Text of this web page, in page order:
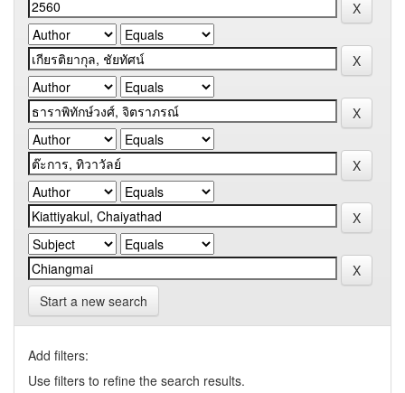
Start a new search
Add filters:
Use filters to refine the search results.